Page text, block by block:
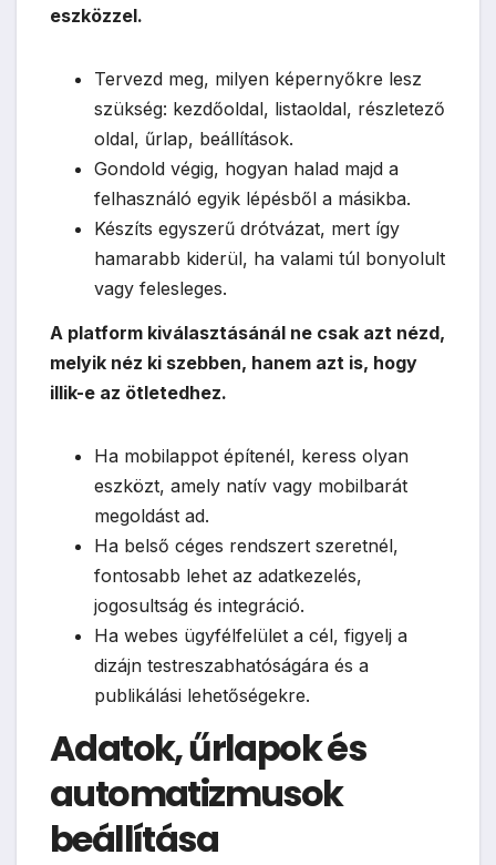
eszközzel.
Tervezd meg, milyen képernyőkre lesz
szükség: kezdőoldal, listaoldal, részletező
oldal, űrlap, beállítások.
Gondold végig, hogyan halad majd a
felhasználó egyik lépésből a másikba.
Készíts egyszerű drótvázat, mert így
hamarabb kiderül, ha valami túl bonyolult
vagy felesleges.
A platform kiválasztásánál ne csak azt nézd,
melyik néz ki szebben, hanem azt is, hogy
illik-e az ötletedhez.
Ha mobilappot építenél, keress olyan
eszközt, amely natív vagy mobilbarát
megoldást ad.
Ha belső céges rendszert szeretnél,
fontosabb lehet az adatkezelés,
jogosultság és integráció.
Ha webes ügyfélfelület a cél, figyelj a
dizájn testreszabhatóságára és a
publikálási lehetőségekre.
Adatok, űrlapok és
automatizmusok
beállítása